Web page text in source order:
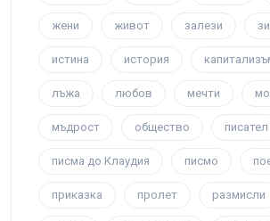
жени живот залези
истина история
лъжа любов мечти
мъдрост общество писател
писма до Клаудия писмо
приказка пролет размисли